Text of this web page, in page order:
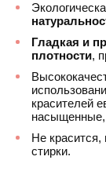
Гладкая и
плотности,
красителей
насыщенные,
Не красится,
стирки.